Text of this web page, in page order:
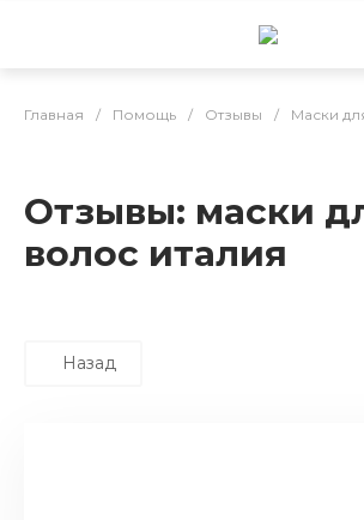
Главная / Помощь / Отзывы / Маски
Отзывы: маски
волос италия
Назад